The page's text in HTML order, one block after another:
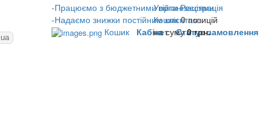
-Працюємо з бюджетними організаціями
-Надаємо знижки постійним клієнтам
Кошик
Кабінет Статус замовлення
Увійти Реєстрація
Кошик0 позицій
на суму0 грн.